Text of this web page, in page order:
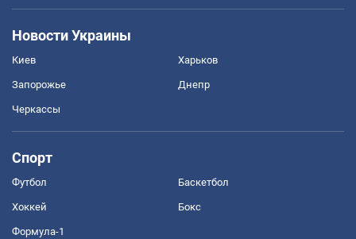
Новости Украины
Киев Харьков
Запорожье Днепр
Черкассы
Спорт
Футбол Баскетбол
Хоккей Бокс
Формула-1